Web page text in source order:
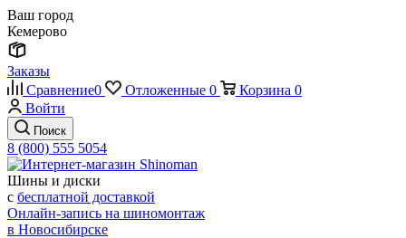
Ваш город
Кемерово
Заказы
Сравнение0 Отложенные 0 Корзина 0
Войти
Поиск
8 (800) 555 5054
Шины и диски
с бесплатной доставкой
Онлайн-запись на шиномонтаж
в Новосибирске